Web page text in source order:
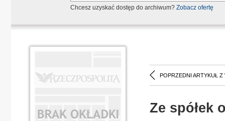
Chcesz uzyskać dostęp do archiwum? Zobacz ofertę
POPRZEDNI ARTYKUŁ Z
Ze spółek